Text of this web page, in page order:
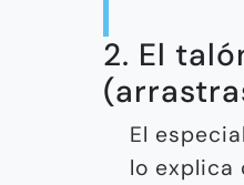
2. El
El
lo explica